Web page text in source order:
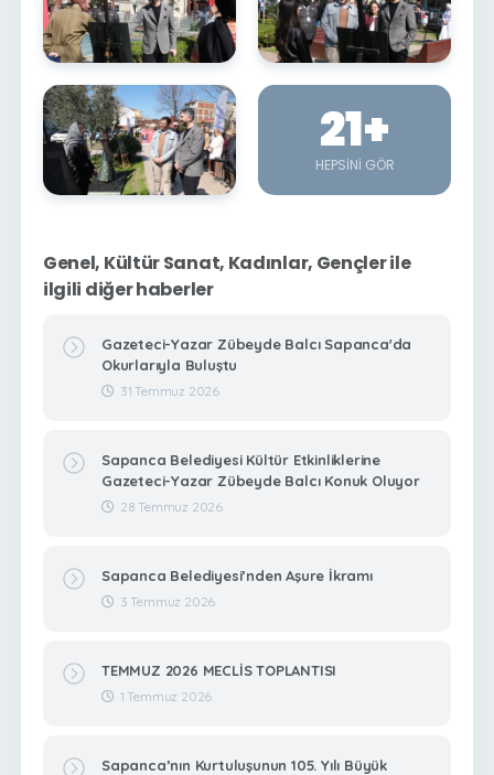
21+
HEPSINI GÖR
Genel, Kültür Sanat, Kadınlar, Gençler ile
ilgili diğer haberler
Gazeteci-Yazar Zübeyde Balcı Sapanca'da
Okurlarıyla Buluştu
31 Temmuz 2026
Sapanca Belediyesi Kültür Etkinliklerine
Gazeteci-Yazar Zübeyde Balcı Konuk Oluyor
28 Temmuz 2026
Sapanca Belediyesi’nden Aşure İkramı
3 Temmuz 2026
TEMMUZ 2026 MECLİS TOPLANTISI
1 Temmuz 2026
Sapanca’nın Kurtuluşunun 105. Yılı Büyük